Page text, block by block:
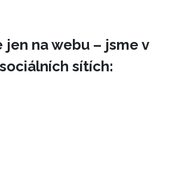
jen na webu – jsme v
sítích: